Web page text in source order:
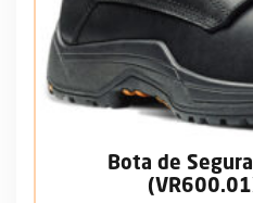
Bota de